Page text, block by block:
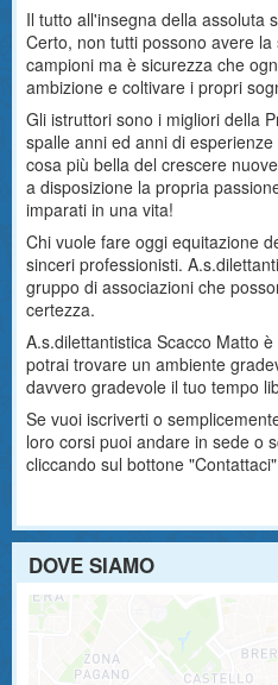
Il tutto all'insegna della assoluta
Certo, non tutti possono avere
campioni ma è sicurezza che
ambizione e coltivare i propri
Gli istruttori sono i migliori della
spalle anni ed anni di
cosa più bella del crescere
a disposizione la propria
imparati in una vita!
Chi vuole fare oggi equitazione
sinceri professionisti.
gruppo di associazioni che
certezza.
A.s.dilettantistica Scacco Matto
potrai trovare un ambiente
davvero gradevole il tuo tempo
Se vuoi iscriverti o
loro corsi puoi andare in sede o
cliccando sul bottone
DOVE SIAMO